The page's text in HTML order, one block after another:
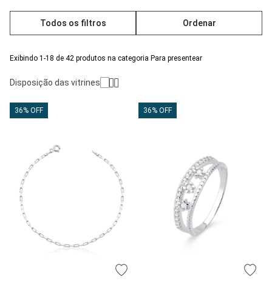
Exibindo 1-18 de 42 produtos na categoria Para presentear
Todos os filtros Ordenar
Disposição das vitrines
36% OFF 36% OFF